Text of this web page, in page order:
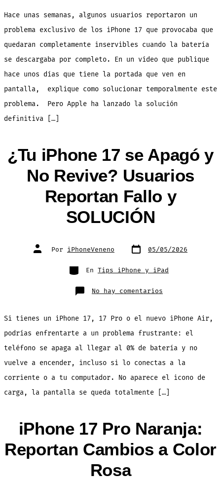
NO
Carga
se
Queda
sin
Batería?
lo
ha
Hace unas semanas, algunos usuarios reportaron un
problema exclusivo de los iPhone 17 que provocaba que
quedaran completamente inservibles cuando la batería
se descargaba por completo. En un vídeo que publique
hace unos días que tiene la portada que ven en
pantalla, explique como solucionar temporalmente este
problema. Pero Apple ha lanzado la solución
definitiva […]
¿Tu iPhone 17 se Apagó y
No Revive? Usuarios
Reportan Fallo y
SOLUCIÓN
Autor
de Por iPhoneVeneno Fecha
de 05/05/2026
Categorías
En Tips iPhone y iPad
No hay comentarios
¿Tu
Apagó
No
Revive?
Usuarios
Reportan
y
SOLUCIÓN
Si tienes un iPhone 17, 17 Pro o el nuevo iPhone Air,
podrías enfrentarte a un problema frustrante: el
teléfono se apaga al llegar al 0% de batería y no
vuelve a encender, incluso si lo conectas a la
corriente o a tu computador. No aparece el icono de
carga, la pantalla se queda totalmente […]
iPhone 17 Pro Naranja:
Reportan Cambios a Color
Rosa